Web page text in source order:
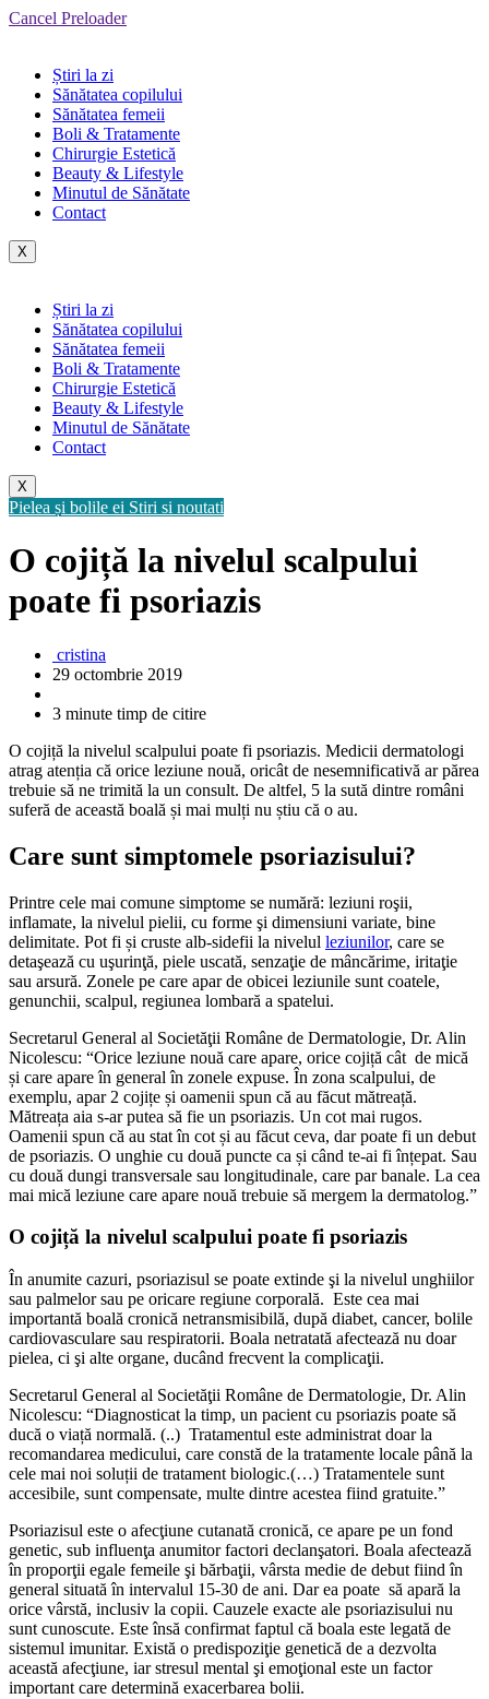
Cancel Preloader
Știri la zi
Sănătatea copilului
Sănătatea femeii
Boli & Tratamente
Chirurgie Estetică
Beauty & Lifestyle
Minutul de Sănătate
Contact
X
Știri la zi
Sănătatea copilului
Sănătatea femeii
Boli & Tratamente
Chirurgie Estetică
Beauty & Lifestyle
Minutul de Sănătate
Contact
X
Pielea și bolile ei Stiri si noutati
O cojiță la nivelul scalpului
poate fi psoriazis
cristina
29 octombrie 2019
3 minute timp de citire
O cojiță la nivelul scalpului poate fi psoriazis. Medicii dermatologi
atrag atenția că orice leziune nouă, oricât de nesemnificativă ar părea
trebuie să ne trimită la un consult. De altfel, 5 la sută dintre români
suferă de această boală și mai mulți nu știu că o au.
Care sunt simptomele psoriazisului?
Printre cele mai comune simptome se numără: leziuni roşii,
inflamate, la nivelul pielii, cu forme şi dimensiuni variate, bine
delimitate. Pot fi și cruste alb-sidefii la nivelul leziunilor, care se
detaşează cu uşurinţă, piele uscată, senzaţie de mâncărime, iritaţie
sau arsură. Zonele pe care apar de obicei leziunile sunt coatele,
genunchii, scalpul, regiunea lombară a spatelui.
Secretarul General al Societăţii Române de Dermatologie, Dr. Alin
Nicolescu: “Orice leziune nouă care apare, orice cojiță cât de mică
și care apare în general în zonele expuse. În zona scalpului, de
exemplu, apar 2 cojițe și oamenii spun că au făcut mătreață.
Mătreața aia s-ar putea să fie un psoriazis. Un cot mai rugos.
Oamenii spun că au stat în cot și au făcut ceva, dar poate fi un debut
de psoriazis. O unghie cu două puncte ca și când te-ai fi înțepat. Sau
cu două dungi transversale sau longitudinale, care par banale. La cea
mai mică leziune care apare nouă trebuie să mergem la dermatolog.”
O cojiță la nivelul scalpului poate fi psoriazis
În anumite cazuri, psoriazisul se poate extinde şi la nivelul unghiilor
sau palmelor sau pe oricare regiune corporală. Este cea mai
importantă boală cronică netransmisibilă, după diabet, cancer, bolile
cardiovasculare sau respiratorii. Boala netratată afectează nu doar
pielea, ci şi alte organe, ducând frecvent la complicaţii.
Secretarul General al Societăţii Române de Dermatologie, Dr. Alin
Nicolescu: “Diagnosticat la timp, un pacient cu psoriazis poate să
ducă o viață normală. (..) Tratamentul este administrat doar la
recomandarea medicului, care constă de la tratamente locale până la
cele mai noi soluții de tratament biologic.(…) Tratamentele sunt
accesibile, sunt compensate, multe dintre acestea fiind gratuite.”
Psoriazisul este o afecţiune cutanată cronică, ce apare pe un fond
genetic, sub influenţa anumitor factori declanşatori. Boala afectează
în proporţii egale femeile şi bărbaţii, vârsta medie de debut fiind în
general situată în intervalul 15-30 de ani. Dar ea poate să apară la
orice vârstă, inclusiv la copii. Cauzele exacte ale psoriazisului nu
sunt cunoscute. Este însă confirmat faptul că boala este legată de
sistemul imunitar. Există o predispoziţie genetică de a dezvolta
această afecţiune, iar stresul mental şi emoţional este un factor
important care determină exacerbarea bolii.